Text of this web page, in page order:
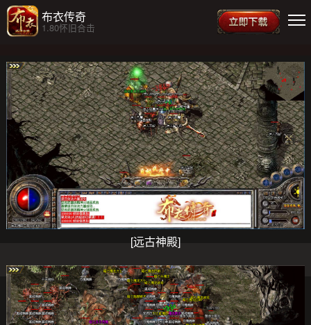
布衣传奇
1.80怀旧合击
[远古神殿]
关注官方QQ群
群号：80667752
服务QQ：800122144